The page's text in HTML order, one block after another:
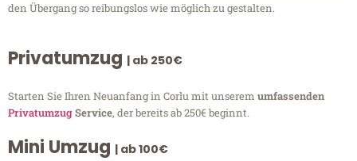
den Übergang so reibungslos wie möglich zu gestalten.
Privatumzug | ab 250€
Starten Sie Ihren Neuanfang in Corlu mit unserem umfassenden
PrivatumzugService, der bereits ab 250€ beginnt.
Mini Umzug | ab 100€